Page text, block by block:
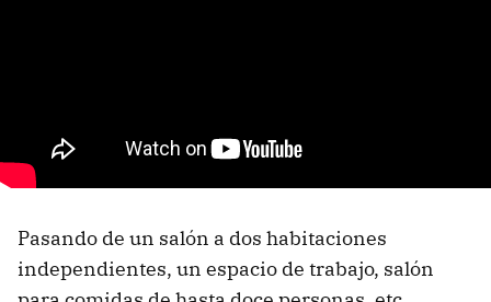
Pasando de un salón a dos habitaciones
independientes, un espacio de trabajo, salón